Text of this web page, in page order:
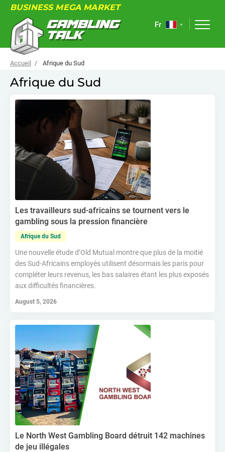
BUSINESS MEGA MARKET
FORUM
ARTICLES
NOUVELLES
LIENS UTILES
Fr
Accueil Afrique du Sud
Afrique du Sud
Les travailleurs sud-africains se tournent vers le
gambling sous la pression financière
Afrique du Sud
Une nouvelle étude d’Old Mutual montre que plus de la moitié
des Sud-Africains employés utilisent désormais les paris pour
compléter leurs revenus, les bas salaires étant les plus exposés
aux difficultés financières.
August 5, 2026
Le North West Gambling Board détruit 142 machines
de jeu illégales